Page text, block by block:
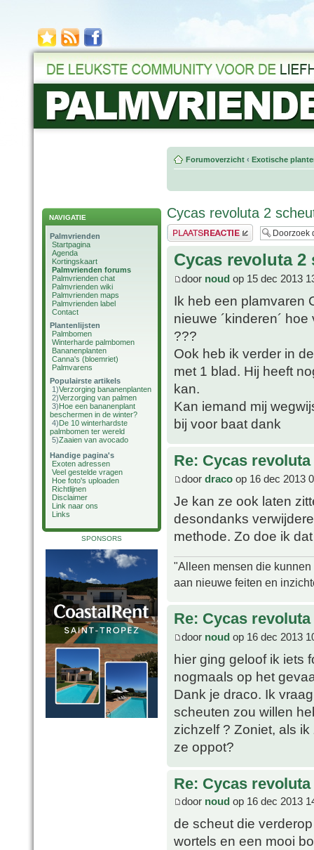
NAVIGATIE
Palmvrienden
Startpagina
Agenda
Kortingskaart
Palmvrienden forums
Palmvrienden chat
Palmvrienden wiki
Palmvrienden maps
Palmvrienden label
Contact
Plantenlijsten
Palmbomen
Winterharde palmbomen
Bananenplanten
Canna's (bloemriet)
Palmvarens
Populairste artikels
1)Verzorging bananenplanten
2)Verzorging van palmen
3)Hoe een bananenplant
beschermen in de winter?
4)De 10 winterhardste
palmbomen ter wereld
5)Zaaien van avocado
Handige pagina's
Exoten adressen
Veel gestelde vragen
Hoe foto's uploaden
Richtlijnen
Disclaimer
Link naar ons
Links
SPONSORS
Forumoverzicht ‹ Exotische
Cycas revoluta 2
Plaats een reactie
Cycas revoluta 2
door noud op 15 dec 2013
Ik heb een plamvaren
nieuwe ´kinderen´
???
Ook heb ik verder in
met 1 blad. Hij heeft
kan.
Kan iemand mij
bij voor baat dank
Re: Cycas
door draco op 16 dec 2013
Je kan ze ook laten
desondanks
methode. Zo doe ik
"Alleen mensen die
aan nieuwe feiten en
Re: Cycas
door noud op 16 dec 2013
hier ging geloof ik iets
nogmaals op het
Dank je draco. Ik
scheuten zou willen
zichzelf ? Zoniet, als
ze oppot?
Re: Cycas
door noud op 16 dec 2013
de scheut die
wortels en een mooi